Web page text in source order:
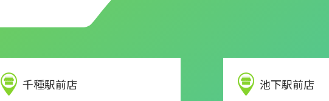
千種駅前店 池下駅前店